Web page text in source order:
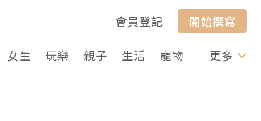
會員登記
開始撰寫
女生 玩樂 親子 生活 寵物 行山 打卡
更多